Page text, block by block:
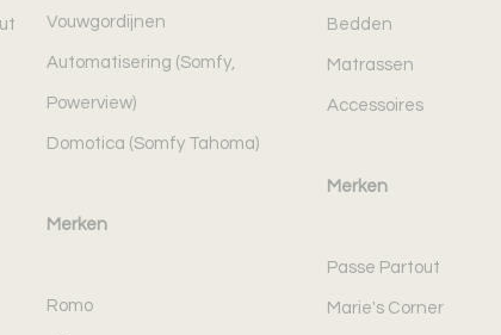
Vouwgordijnen
Automatisering (Somfy,
Powerview)
Domotica (Somfy Tahoma)
Merken
Romo
Bedden
Matrassen
Accessoires
Merken
Passe Partout
Marie's Corner